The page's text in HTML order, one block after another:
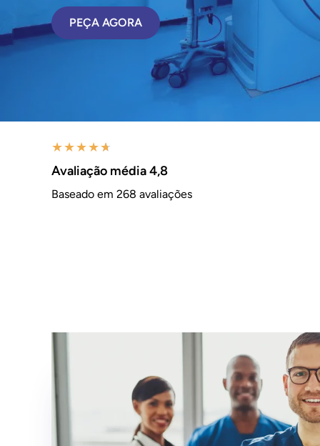
PEÇA AGORA
★★★★★
Avaliação média 4,8
Baseado em 268 avaliações